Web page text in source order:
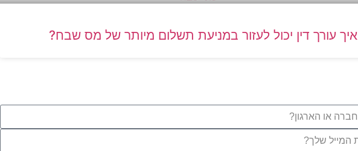
איך עורך דין יכול לעזור במניעת תשלום מיותר של מס שבח?